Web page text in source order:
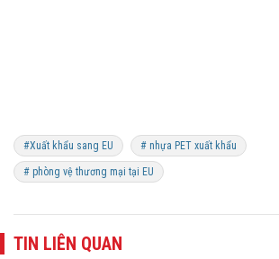
#Xuất khẩu sang EU # nhựa PET xuất khẩu
# phòng vệ thương mại tại EU
TIN LIÊN QUAN